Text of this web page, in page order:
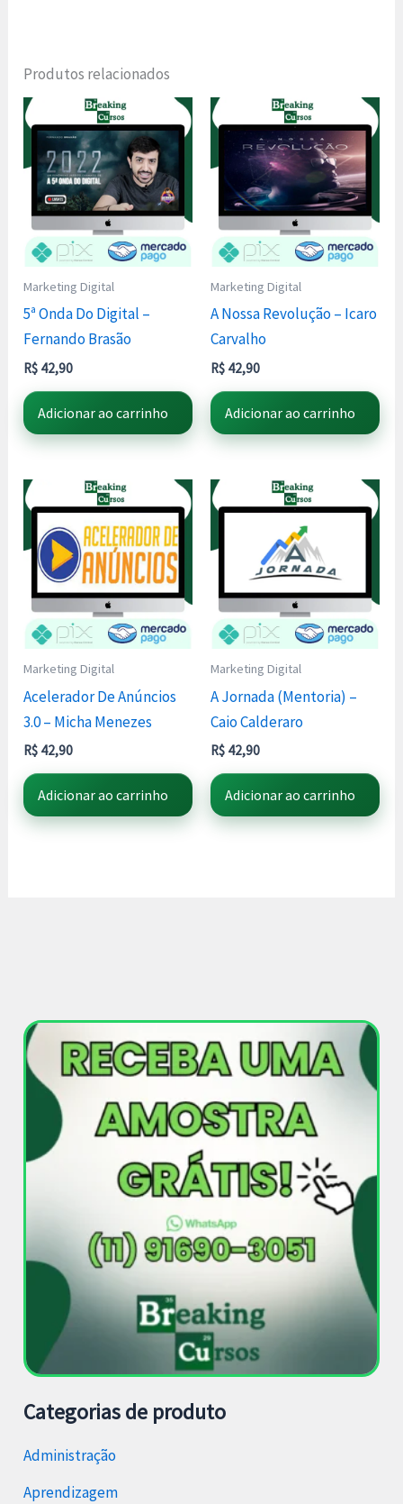
Produtos relacionados
Marketing Digital
5ª Onda Do Digital –
Fernando Brasão
R$ 42,90
Adicionar ao carrinho
Marketing Digital
A Nossa Revolução – Icaro
Carvalho
R$ 42,90
Adicionar ao carrinho
Marketing Digital
Acelerador De Anúncios
3.0 – Micha Menezes
R$ 42,90
Adicionar ao carrinho
Marketing Digital
A Jornada (Mentoria) –
Caio Calderaro
R$ 42,90
Adicionar ao carrinho
Categorias de produto
Administração
Aprendizagem